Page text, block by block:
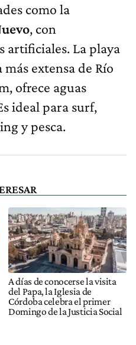
como la
, con
artificiales. La playa
más extensa de Río
ofrece aguas
ideal para surf,
y pesca.
A días de conocerse la visita
del Papa, la Iglesia de
Córdoba celebra el primer
Domingo de la Justicia Social